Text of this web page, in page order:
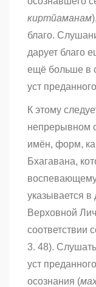
киртйаманам
благо.
дарует благо
ещё больше в
уст
К этому
непрерывном
имён, форм,
Бхагавана,
указывается в
Верховной
соответствии
3. 48).
уст
осознания (